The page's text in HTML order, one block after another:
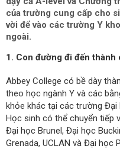
của trường cung cấp cho
vời để vào các trường Y
ngoài.
1. Con đường đi đến thành
Abbey College có bề dày
theo học ngành Y và các
khỏe khác tại các trường
Học sinh có thể chuyển tiếp
Đại học Brunel, Đại học
Grenada, UCLAN và Đại học